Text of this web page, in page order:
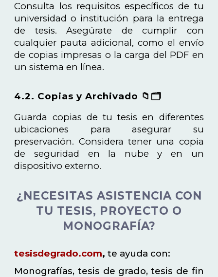
Consulta los requisitos específicos de tu
universidad o institución para la entrega
de tesis. Asegúrate de cumplir con
cualquier pauta adicional, como el envío
de copias impresas o la carga del PDF en
un sistema en línea.
4.2. Copias y Archivado 📁🗂️
Guarda copias de tu tesis en diferentes
ubicaciones para asegurar su
preservación. Considera tener una copia
de seguridad en la nube y en un
dispositivo externo.
¿NECESITAS ASISTENCIA CON
TU TESIS, PROYECTO O
MONOGRAFÍA?
tesisdegrado.com, te ayuda con:
Monografías, tesis de grado, tesis de fin